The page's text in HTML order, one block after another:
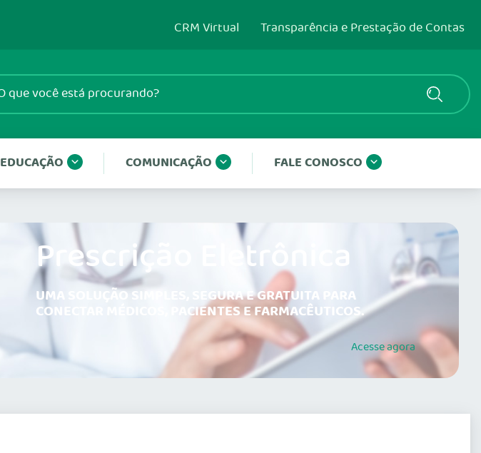
CRM Virtual Transparência e Prestação de Contas
EDUCAÇÃO COMUNICAÇÃO FALE CONOSCO
Prescrição Eletrônica
UMA SOLUÇÃO SIMPLES, SEGURA E GRATUITA PARA
CONECTAR MÉDICOS, PACIENTES E FARMACÊUTICOS.
Acesseagora